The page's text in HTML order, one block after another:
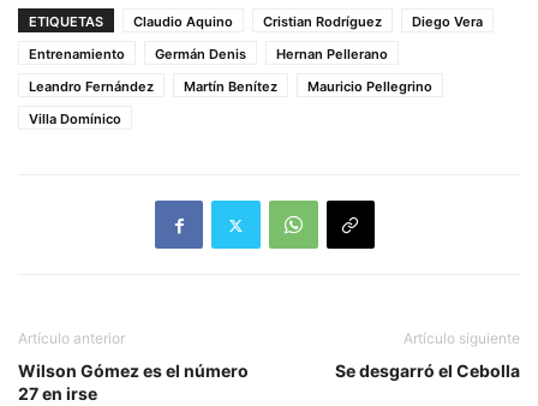
ETIQUETAS Claudio Aquino Cristian Rodríguez
Diego Vera
Entrenamiento
Germán Denis
Hernan Pellerano
Leandro Fernández
Martín Benítez
Mauricio Pellegrino
Villa Domínico
Artículo anterior
Wilson Gómez es el número
27 en irse
Artículo siguiente
Se desgarró el Cebolla